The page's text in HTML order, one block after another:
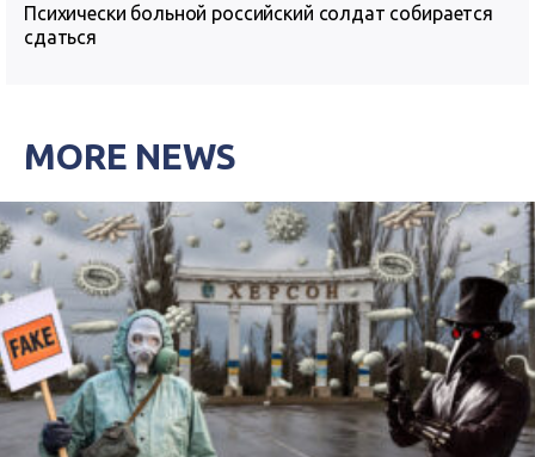
Психически больной российский солдат собирается
сдаться
MORE NEWS